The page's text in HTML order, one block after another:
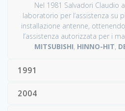
Nel 1981 Salvadori Claudio
laboratorio per l’assistenza su
installazione antenne,
l’assistenza autorizzata per i
MITSUBISHI, HINNO-HIT,
1991
2004